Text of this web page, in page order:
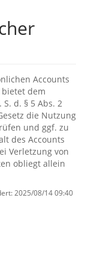
Accounts
dem
d. § 5 Abs. 2
die Nutzung
und ggf. zu
des Accounts
Verletzung von
obliegt allein
2025/08/14 09:40